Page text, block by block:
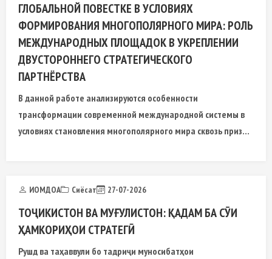
ГЛОБАЛЬНОЙ ПОВЕСТКЕ В УСЛОВИЯХ
ФОРМИРОВАНИЯ МНОГОПОЛЯРНОГО МИРА: РОЛЬ
МЕЖДУНАРОДНЫХ ПЛОЩАДОК В УКРЕПЛЕНИИ
ДВУСТОРОННЕГО СТРАТЕГИЧЕСКОГО
ПАРТНЁРСТВА
В данной работе анализируются особенности
трансформации современной международной системы в
условиях становления многополярного мира сквозь призму
ИОМДОА Сиёсат 27-07-2026
ТОҶИКИСТОН ВА МУҒУЛИСТОН: ҚАДАМ БА СӮИ
ҲАМКОРИҲОИ СТРАТЕГӢ
Рушд ва таҳаввули бо тадриҷи муносибатҳои